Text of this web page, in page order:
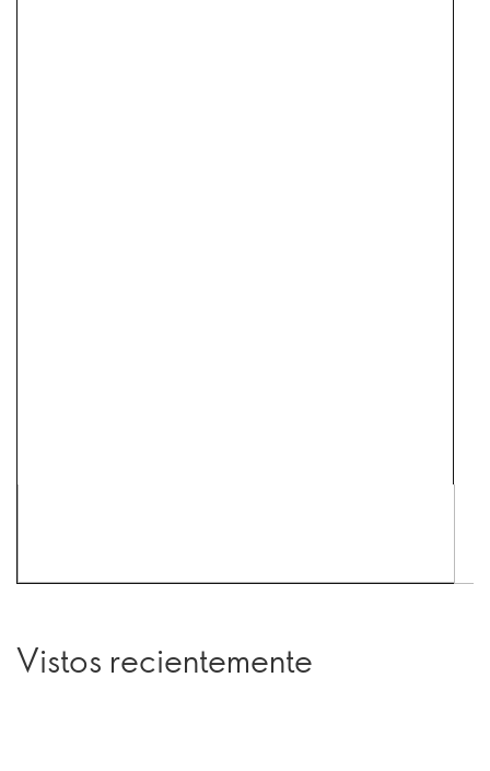
Vistos recientemente